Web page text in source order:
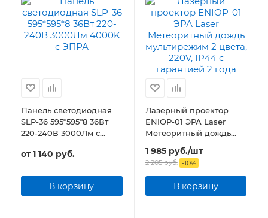
Панель светодиодная
SLP-36 595*595*8 36Вт
220-240В 3000Лм с
от1 140 руб.
В корзину
Лазерный проектор
ENIOP-01 ЭРА Laser
Метеоритный дождь
мультирежим 2 цвета,
220V, IP44
1 985руб./шт
2 205руб. -10%
В корзину